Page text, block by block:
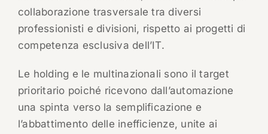
collaborazione trasversale tra diversi
professionisti e divisioni, rispetto ai progetti di
competenza esclusiva dell’IT.
Le holding e le multinazionali sono il target
prioritario poiché ricevono dall’automazione
una spinta verso la semplificazione e
l’abbattimento delle inefficienze, unite ai